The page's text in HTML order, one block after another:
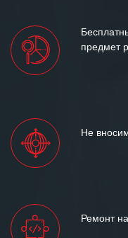
предмет
Не
Ремонт